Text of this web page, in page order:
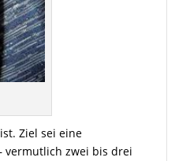
Ziel sei eine
vermutlich zwei bis drei